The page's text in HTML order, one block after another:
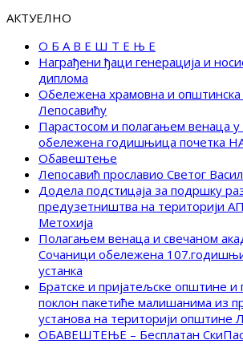
АКТУЕЛНО
О Б А В Е Ш Т Е Њ Е
Награђени ђаци генерација и
диплома
Обележена храмовна и општинска
Лепосавићу
Парастосом и полагањем венаца
обележена годишњица почетка
Обавештење
Лепосавић прославио Светог
Додела подстицаја за подршку
предузетништва на територији
Метохија
Полагањем венаца и свечаном
Сочаници обележена
устанка
Братске и пријатељске општине и
поклон пакетиће малишанима из
установа на територији општине
ОБАВЕШТЕЊЕ – Бесплатан